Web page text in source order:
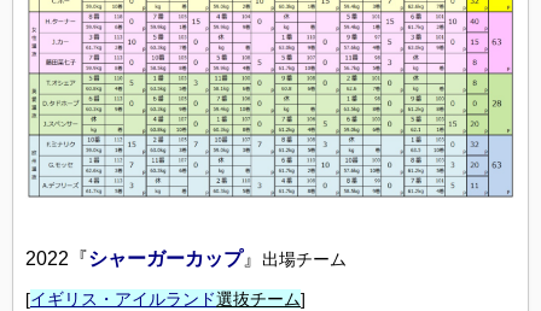
2022『シャーガーカップ』 出場チーム
[イギリス・アイルランド選抜チーム]